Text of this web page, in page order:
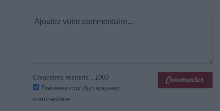
Caractères restants : 1000
Prévenez-moi d'un nouveau
commentaire